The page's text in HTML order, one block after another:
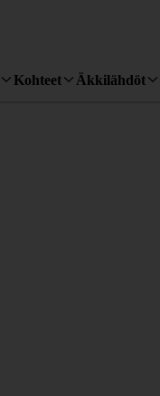
Kohteet Äkkilähdöt